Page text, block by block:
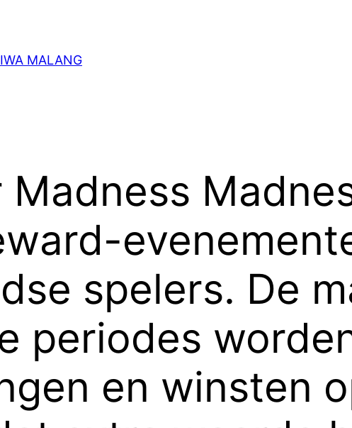
MALANG
spelers. De
periodes
en winsten